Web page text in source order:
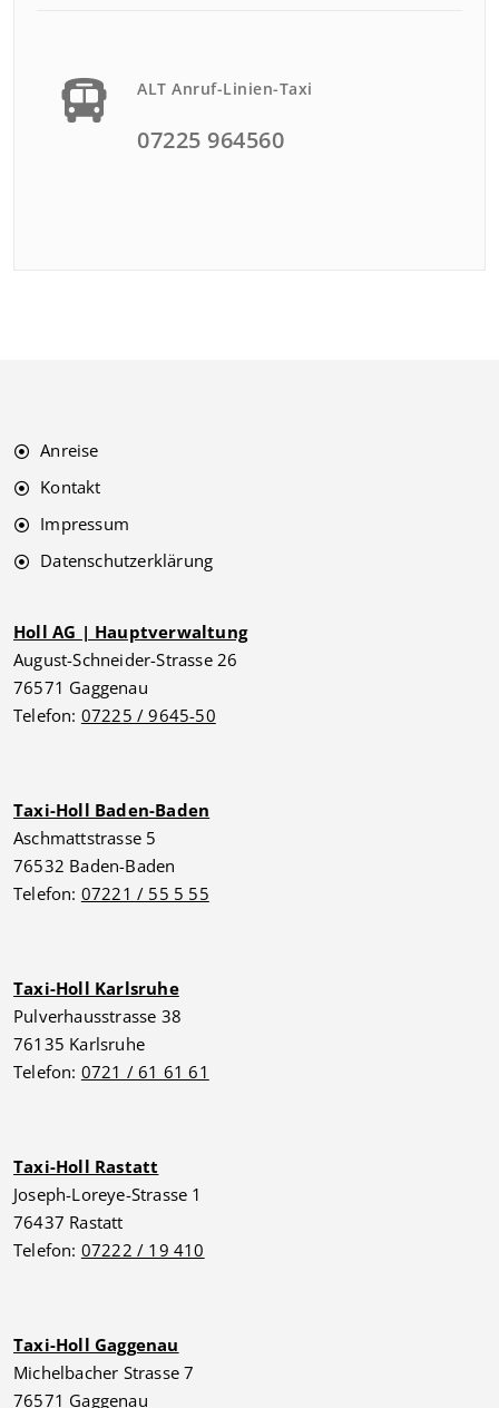
ALT Anruf-Linien-Taxi
07225 964560
Anreise
Kontakt
Impressum
Datenschutzerklärung
Holl AG | Hauptverwaltung
August-Schneider-Strasse 26
76571 Gaggenau
Telefon: 07225 / 9645-50
Taxi-Holl Baden-Baden
Aschmattstrasse 5
76532 Baden-Baden
Telefon: 07221 / 55 5 55
Taxi-Holl Karlsruhe
Pulverhausstrasse 38
76135 Karlsruhe
Telefon: 0721 / 61 61 61
Taxi-Holl Rastatt
Joseph-Loreye-Strasse 1
76437 Rastatt
Telefon: 07222 / 19 410
Taxi-Holl Gaggenau
Michelbacher Strasse 7
76571 Gaggenau